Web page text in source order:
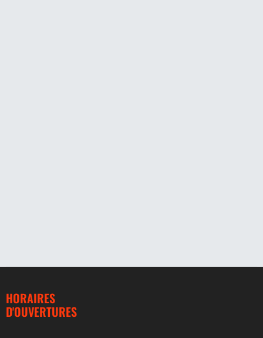
HORAIRES
D'OUVERTURES